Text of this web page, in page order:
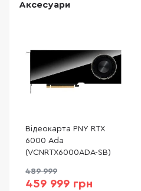
Аксесуари
Відеокарта PNY RTX
6000 Ada
(VCNRTX6000ADA-SB)
489 999
459 999 грн